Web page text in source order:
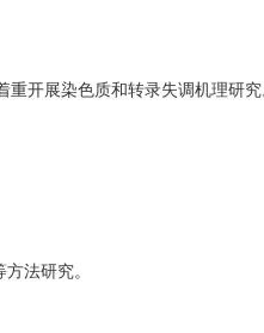
开展染色质和转录失调机理研
法研究。